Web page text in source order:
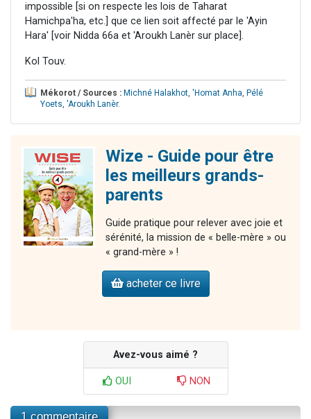
impossible [si on respecte les lois de Taharat
Hamichpa'ha, etc.] que ce lien soit affecté par le 'Ayin
Hara' [voir Nidda 66a et 'Aroukh Lanèr sur place].
Kol Touv.
Mékorot / Sources : Michné Halakhot, 'Homat Anha, Pélé
Yoets, 'Aroukh Lanèr.
Wize - Guide pour être
les meilleurs grands-
parents
Guide pratique pour relever avec joie et
sérénité, la mission de « belle-mère » ou
« grand-mère » !
acheter ce livre
Avez-vous aimé ?
OUI NON